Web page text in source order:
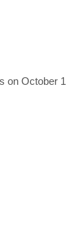
on October 1